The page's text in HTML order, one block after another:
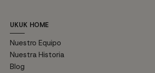
UKUK HOME
Nuestro Equipo
Nuestra Historia
Blog